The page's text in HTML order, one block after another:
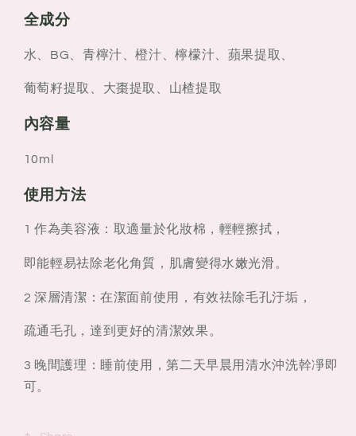
全成分
水、BG、青檸汁、橙汁、檸檬汁、蘋果提取、
葡萄籽提取、大棗提取、山楂提取
內容量
10ml
使用方法
1 作為美容液：取適量於化妝棉，輕輕擦拭，
即能輕易祛除老化角質，肌膚變得水嫩光滑。
2 深層清潔：在潔面前使用，有效祛除毛孔汙垢，
疏通毛孔，達到更好的清潔效果。
3 晚間護理：睡前使用，第二天早晨用清水沖洗幹凈即
可。